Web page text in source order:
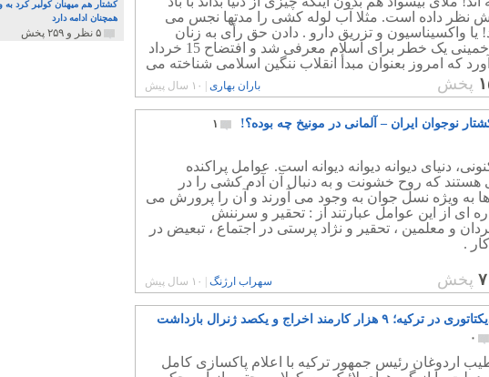
نظر داده است. مثلا آب لوله کشی را مدتها نجس می
یا واکسیناسیون و تزریق دارو . دادن حق رأی به زنان
وسیله خمینی یک خطر برای اسلام معرفی شد و افتضاح 15 خرداد
آورد که امروز بعنوان مبدأ انقلاب ننگین اسلامی شناخته می
پخش باران بهاری ۱۰ سال پیش
نوجوان ایران – آلمانی در مونیخ چه بوده؟! ۱
دنیای دیوانه دیوانه دیوانه است. عوامل پراکنده
هستند که روح خشونت و به دنبال آن آدم کشی را در
ها به ویژه نسل جوان به وجود می آورند و آن را پرورش می
ای از این عوامل عبارتند از : تحقیر و سرننش
و معلمین ، تحقیر و نژاد پرستی در اجتماع ، تبعیض در
.
پخش سهراب ارژنگ ۱۰ سال پیش
بحران دیکتاتوری در ترکیه؛ ۹ هزار کارمند اخراج و یکصد ژنرال بازداشت
۰
اردوغان رئیس جمهور ترکیه با اعلام پاکسازی کامل
کشتار هم میهنان کولبر کرد به
همچنان ادامه دارد
۵ نظر و ۲۵۹ پخش